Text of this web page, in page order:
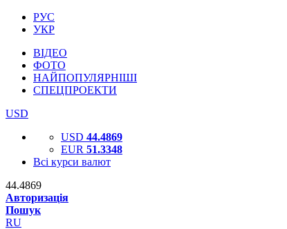
РУС
УКР
ВІДЕО
ФОТО
НАЙПОПУЛЯРНІШІ
СПЕЦПРОЕКТИ
USD
USD 44.4869
EUR 51.3348
Всі курси валют
44.4869
Авторизація
Пошук
RU